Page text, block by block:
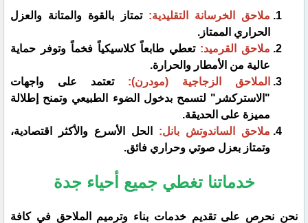
ملاحق الخرسانة التقليدية: تمتاز بالقوة والمتانة والعزل
الحراري الممتاز.
ملاحق القرميد:تعطي طابعاً كلاسيكياً فخماً وتوفر حماية
عالية من الأمطار والحرارة.
الملاحق الزجاجية (مودرن): تعتمد على واجهات
"الاستركشر" لتسمح بدخول الضوء الطبيعي وتمنح إطلالة
مميزة على الحديقة.
ملاحق الساندوتش بانل: الحل الأسرع والأكثر اقتصادية،
وتمتاز بعزل صوتي وحراري فائق.
​خدماتنا تغطي جميع أحياء جدة
​نحن نحرص على تقديم خدمات بناء وترميم الملاحق في كافة